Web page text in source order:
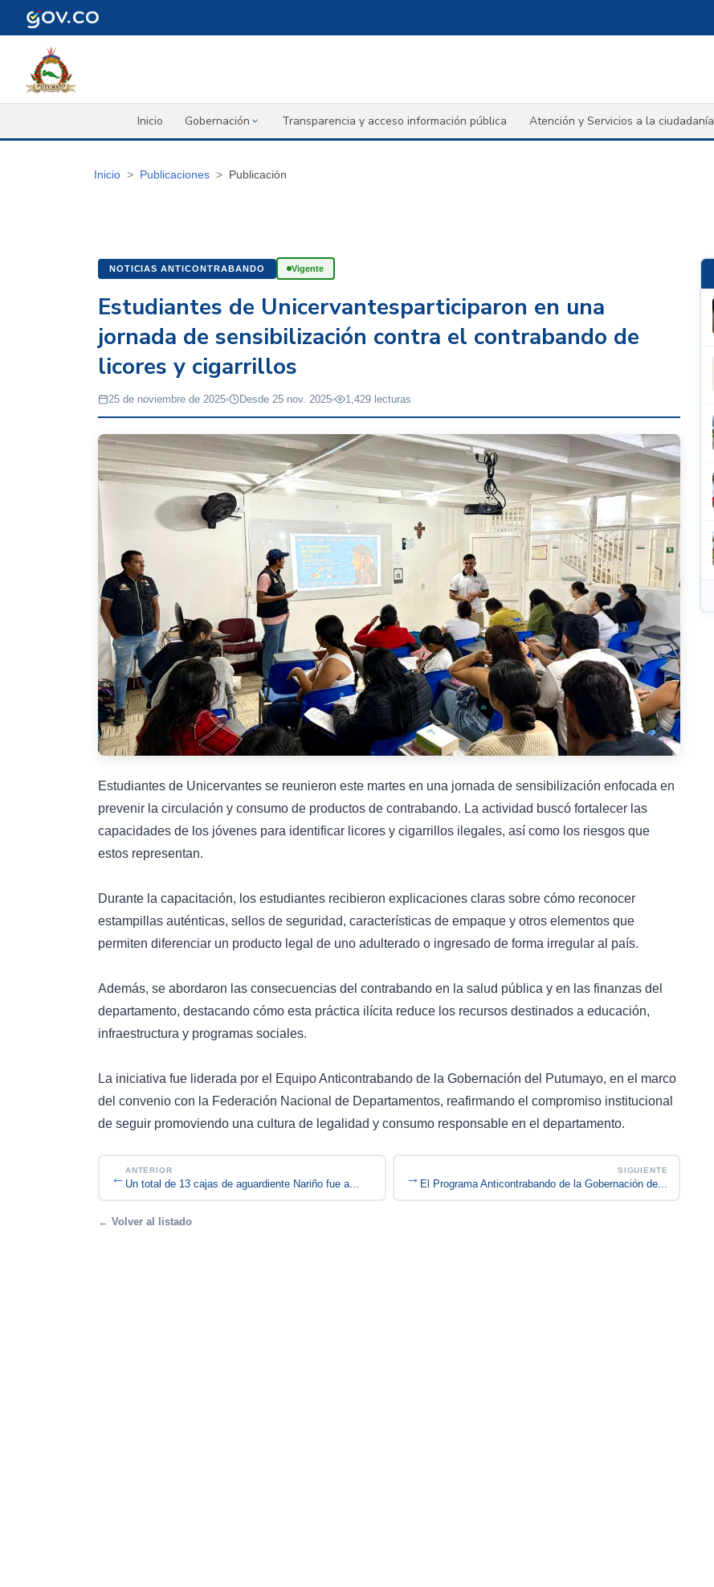
Inicio Gobernación Transparencia y acceso información pública Atención y Servicios a la ciudadanía
Inicio Publicaciones Publicación
NOTICIAS ANTICONTRABANDO Vigente
Estudiantes de Unicervantesparticiparon en una
jornada de sensibilización contra el contrabando de
licores y cigarrillos
25 de noviembre de 2025 Desde 25 nov. 2025 1,429 lecturas
Estudiantes de Unicervantes se reunieron este martes en una jornada de sensibilización enfocada en
prevenir la circulación y consumo de productos de contrabando. La actividad buscó fortalecer las
capacidades de los jóvenes para identificar licores y cigarrillos ilegales, así como los riesgos que
estos representan.
Durante la capacitación, los estudiantes recibieron explicaciones claras sobre cómo reconocer
estampillas auténticas, sellos de seguridad, características de empaque y otros elementos que
permiten diferenciar un producto legal de uno adulterado o ingresado de forma irregular al país.
Además, se abordaron las consecuencias del contrabando en la salud pública y en las finanzas del
departamento, destacando cómo esta práctica ilícita reduce los recursos destinados a educación,
infraestructura y programas sociales.
La iniciativa fue liderada por el Equipo Anticontrabando de la Gobernación del Putumayo, en el marco
del convenio con la Federación Nacional de Departamentos, reafirmando el compromiso institucional
de seguir promoviendo una cultura de legalidad y consumo responsable en el departamento.
← ANTERIOR
Un total de 13 cajas de aguardiente Nariño fue a...
SIGUIENTE
El Programa Anticontrabando de la Gobernación de...
→
← Volver al listado